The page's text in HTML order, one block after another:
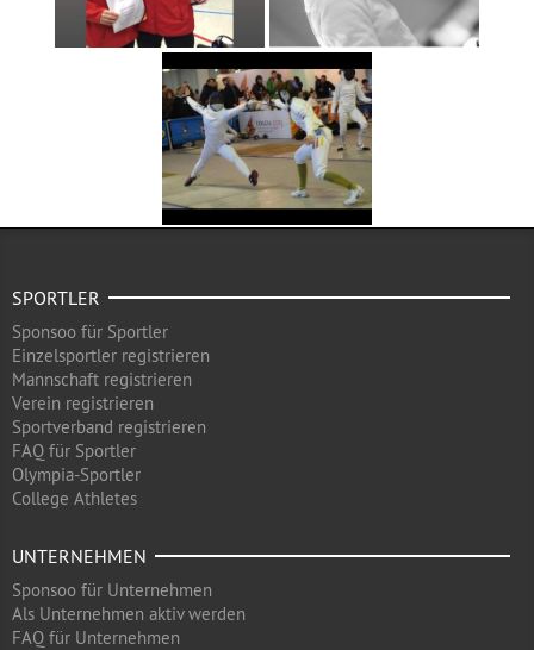
SPORTLER
Sponsoo für Sportler
Einzelsportler registrieren
Mannschaft registrieren
Verein registrieren
Sportverband registrieren
FAQ für Sportler
Olympia-Sportler
College Athletes
UNTERNEHMEN
Sponsoo für Unternehmen
Als Unternehmen aktiv werden
FAQ für Unternehmen